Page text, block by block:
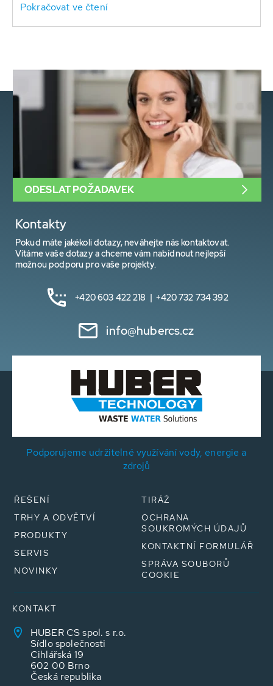
Pokračovat ve čtení
Kontakty
Pokud máte jakékoli dotazy, neváhejte nás kontaktovat.
Vítáme vaše dotazy a chceme vám nabídnout nejlepší
možnou podporu pro vaše projekty.
+420 603 422 218 | +420 732 734 392
info@hubercs.cz
ODESLAT POŽADAVEK
Podporujeme udržitelné využívání vody, energie a
zdrojů
ŘEŠENÍ
TRHY A ODVĚTVÍ
PRODUKTY
SERVIS
NOVINKY
TIRÁŽ
OCHRANA
SOUKROMÝCH ÚDAJŮ
KONTAKTNÍ FORMULÁŘ
SPRÁVA SOUBORŮ
COOKIE
KONTAKT
HUBER CS spol. s r.o.
Sídlo společnosti
Cihlářská 19
602 00 Brno
Česká republika